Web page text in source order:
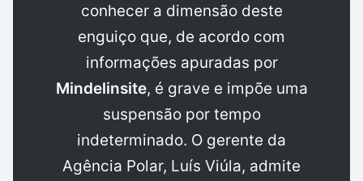
conhecer a dimensão deste
enguiço que, de acordo com
informações apuradas por
Mindelinsite, é grave e impõe uma
suspensão por tempo
indeterminado. O gerente da
Agência Polar, Luís Viúla, admite